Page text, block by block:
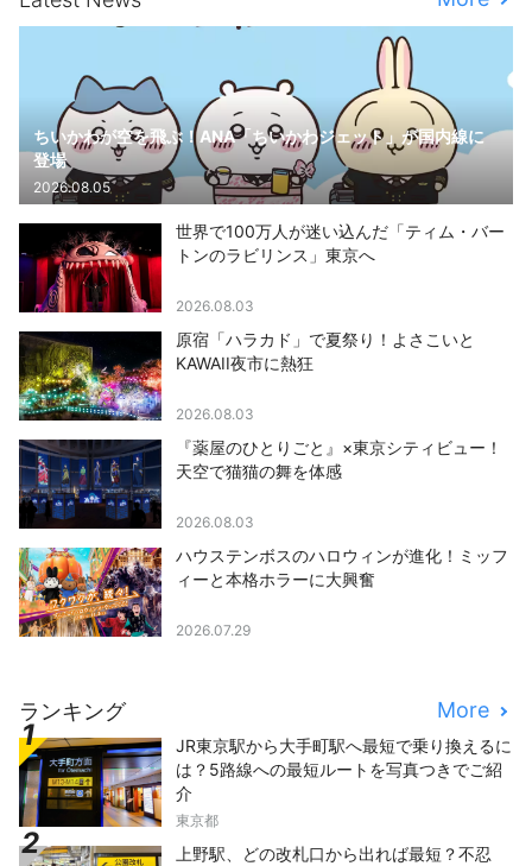
ちいかわが空を飛ぶ！ANA「ちいかわジェット」が国内線に
登場
2026.08.05
世界で100万人が迷い込んだ「ティム・バー
トンのラビリンス」東京へ
2026.08.03
原宿「ハラカド」で夏祭り！よさこいと
KAWAII夜市に熱狂
2026.08.03
『薬屋のひとりごと』×東京シティビュー！
天空で猫猫の舞を体感
2026.08.03
ハウステンボスのハロウィンが進化！ミッフ
ィーと本格ホラーに大興奮
2026.07.29
ランキング More
JR東京駅から大手町駅へ最短で乗り換えるに
は？5路線への最短ルートを写真つきでご紹
介
東京都
上野駅、どの改札口から出れば最短？不忍